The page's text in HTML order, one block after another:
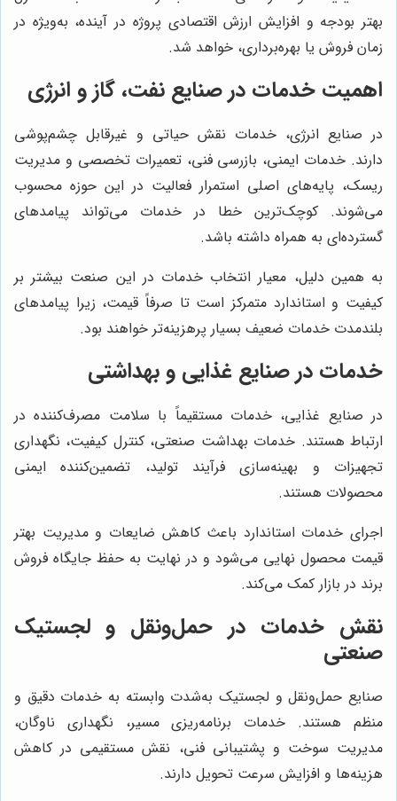
بهتر بودجه و افزایش ارزش اقتصادی پروژه در آینده، به‌ویژه در
زمان فروش یا بهره‌برداری، خواهد شد.
اهمیت خدمات در صنایع نفت، گاز و انرژی
در صنایع انرژی، خدمات نقش حیاتی و غیرقابل چشم‌پوشی
دارند. خدمات ایمنی، بازرسی فنی، تعمیرات تخصصی و مدیریت
ریسک، پایه‌های اصلی استمرار فعالیت در این حوزه محسوب
می‌شوند. کوچک‌ترین خطا در خدمات می‌تواند پیامدهای
گسترده‌ای به همراه داشته باشد.
به همین دلیل، معیار انتخاب خدمات در این صنعت بیشتر بر
کیفیت و استاندارد متمرکز است تا صرفاً قیمت، زیرا پیامدهای
بلندمدت خدمات ضعیف بسیار پرهزینه‌تر خواهند بود.
خدمات در صنایع غذایی و بهداشتی
در صنایع غذایی، خدمات مستقیماً با سلامت مصرف‌کننده در
ارتباط هستند. خدمات بهداشت صنعتی، کنترل کیفیت، نگهداری
تجهیزات و بهینه‌سازی فرآیند تولید، تضمین‌کننده ایمنی
محصولات هستند.
اجرای خدمات استاندارد باعث کاهش ضایعات و مدیریت بهتر
قیمت محصول نهایی می‌شود و در نهایت به حفظ جایگاه فروش
برند در بازار کمک می‌کند.
نقش خدمات در حمل‌ونقل و لجستیک
صنعتی
صنایع حمل‌ونقل و لجستیک به‌شدت وابسته به خدمات دقیق و
منظم هستند. خدمات برنامه‌ریزی مسیر، نگهداری ناوگان،
مدیریت سوخت و پشتیبانی فنی، نقش مستقیمی در کاهش
هزینه‌ها و افزایش سرعت تحویل دارند.